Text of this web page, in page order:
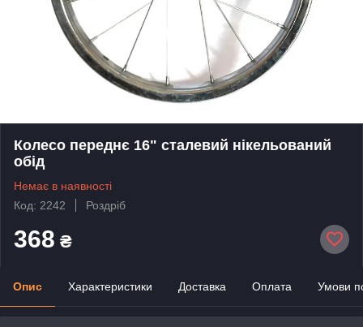
Колесо переднє 16" сталевий нікельований
обід
Немає в наявності
Код: 2242
Роздріб
368 ₴
Опис Характеристики Доставка Оплата Умови